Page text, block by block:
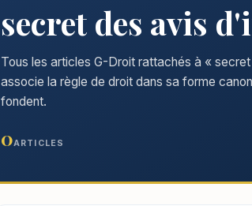
secret des avis
Tous les articles G-Droit rattachés à «
associe la règle de droit dans sa forme
fondent.
0ARTICLES